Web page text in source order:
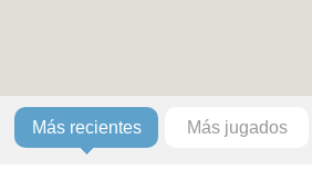
Más recientes Más jugados